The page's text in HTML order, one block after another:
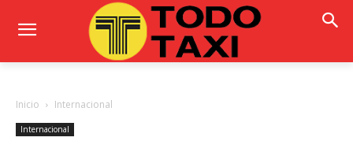
Inicio Internacional
Internacional